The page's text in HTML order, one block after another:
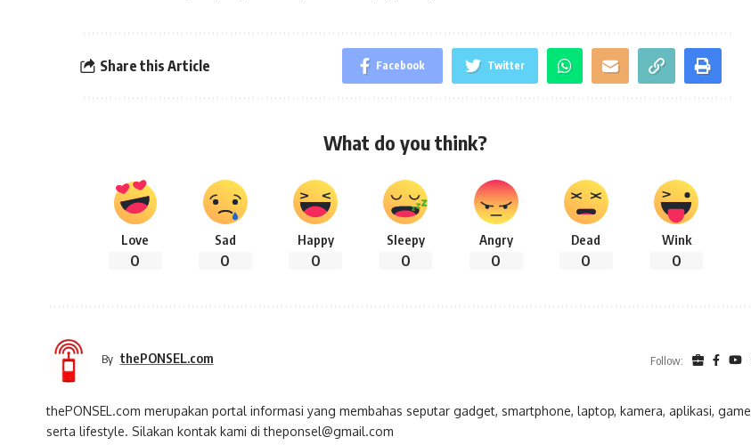
Share this Article Facebook Twitter
What do you think?
Love
0
Sad
0
Happy
0
Sleepy
0
Angry
0
Dead
0
Wink
0
By thePONSEL.com Follow:
thePONSEL.com merupakan portal informasi yang membahas seputar gadget, smartphone, laptop, kamera, aplikasi, game
serta lifestyle. Silakan kontak kami di theponsel@gmail.com